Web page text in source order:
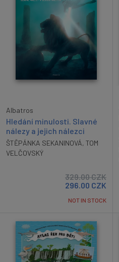
Albatros
Hledání minulosti. Slavné
nálezy a jejich nálezci
ŠTĚPÁNKA SEKANINOVÁ, TOM
VELČOVSKÝ
329.00CZK
296.00 CZK
NOT IN STOCK